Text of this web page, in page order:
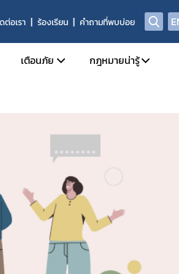
ต่อเรา ร้องเรียน คำถามที่พบบ่อย
าข้อเท็จจริง การพิจารณาวินิจฉัย และการ
คดี
ภัณฑ์สุขภาพของกลางที่มิใช่ยาเสพติดให้โทษ
เตือนภัย
Check Sure Share
ศูนย์ต่อต้านข่าวปลอม
กฎหมายน่ารู้